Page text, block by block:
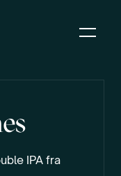
IPA fra